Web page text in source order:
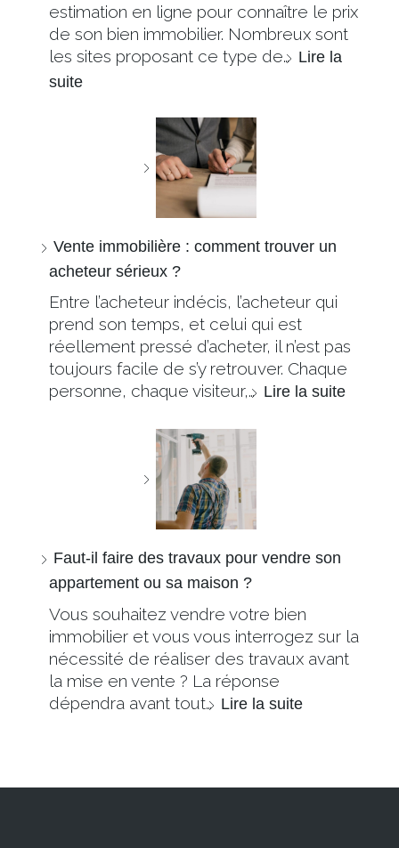
estimation en ligne pour connaître le prix
de son bien immobilier. Nombreux sont
les sites proposant ce type de… Lire la
suite
Vente immobilière : comment trouver un
acheteur sérieux ?
Entre l’acheteur indécis, l’acheteur qui
prend son temps, et celui qui est
réellement pressé d’acheter, il n’est pas
toujours facile de s’y retrouver. Chaque
personne, chaque visiteur,… Lire la suite
Faut-il faire des travaux pour vendre son
appartement ou sa maison ?
Vous souhaitez vendre votre bien
immobilier et vous vous interrogez sur la
nécessité de réaliser des travaux avant
la mise en vente ? La réponse
dépendra avant tout… Lire la suite